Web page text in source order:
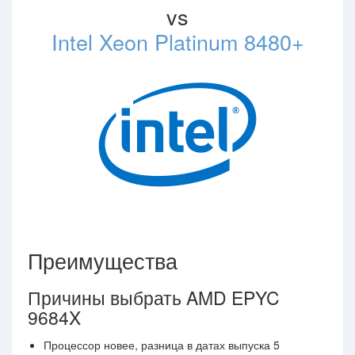
vs
Intel Xeon Platinum 8480+
Преимущества
Причины выбрать AMD EPYC
9684X
Процессор новее, разница в датах выпуска 5